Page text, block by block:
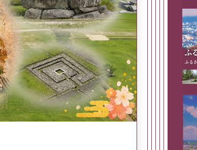
奈良県政策集